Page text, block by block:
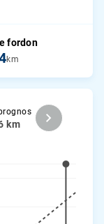
fordon
km
km